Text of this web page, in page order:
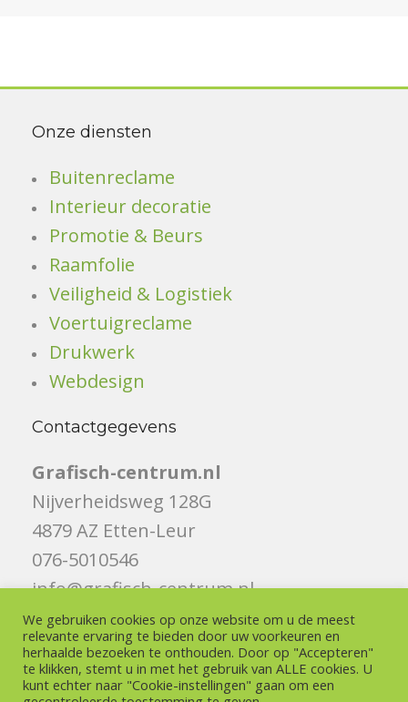
Onze diensten
Buitenreclame
Interieur decoratie
Promotie & Beurs
Raamfolie
Veiligheid & Logistiek
Voertuigreclame
Drukwerk
Webdesign
Contactgegevens
Grafisch-centrum.nl
Nijverheidsweg 128G
4879 AZ Etten-Leur
076-5010546
info@grafisch-centrum.nl
Volg ons
Like ons op Facebook
We gebruiken cookies op onze website om u de meest
relevante ervaring te bieden door uw voorkeuren en
herhaalde bezoeken te onthouden. Door op "Accepteren"
te klikken, stemt u in met het gebruik van ALLE cookies. U
kunt echter naar "Cookie-instellingen" gaan om een ​​